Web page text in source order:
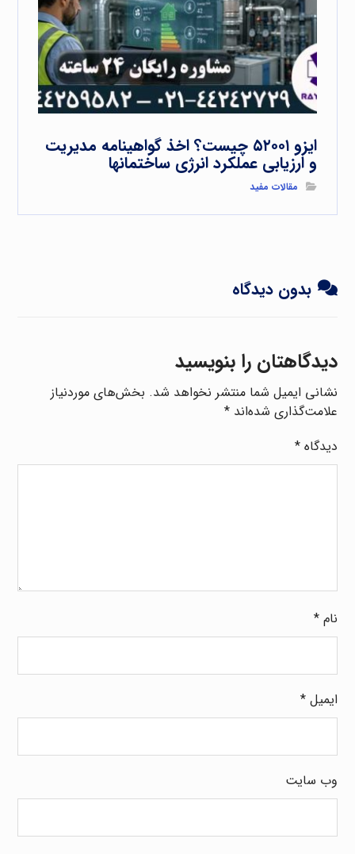
ایزو ۵۲۰۰۱ چیست؟ اخذ گواهینامه مدیریت
و ارزیابی عملکرد انرژی ساختمانها
مقالات مفید
بدون دیدگاه
دیدگاهتان را بنویسید
نشانی ایمیل شما منتشر نخواهد شد. بخش‌های موردنیاز
علامت‌گذاری شده‌اند*
دیدگاه*
نام*
ایمیل*
وب‌ سایت